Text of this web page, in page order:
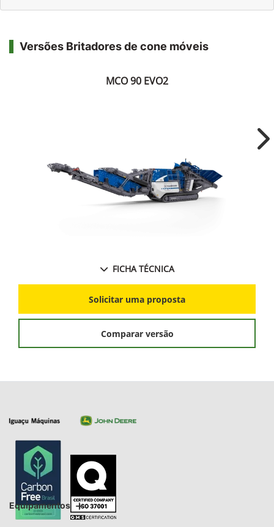
Versões Britadores de cone móveis
MCO 90 EVO2
FICHA TÉCNICA
Solicitar uma proposta
Comparar versão
Equipamentos